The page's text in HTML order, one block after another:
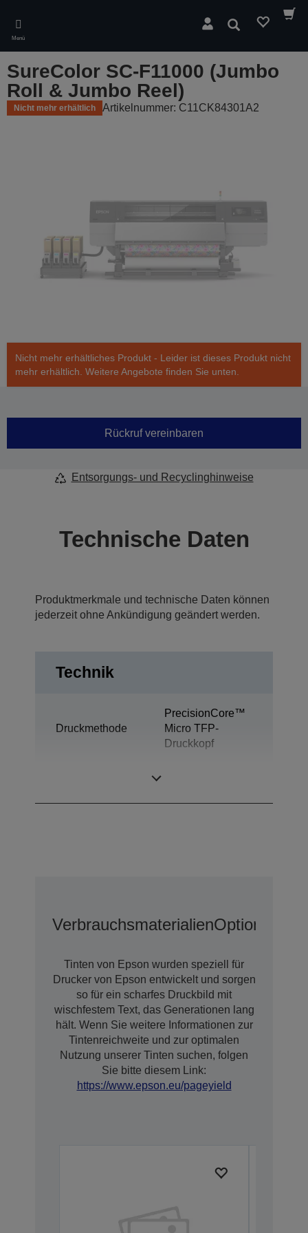
main
content
Menü
Suchen
SureColor SC-F11000 (Jumbo
Roll & Jumbo Reel)
Nicht mehr erhältlich Artikelnummer: C11CK84301A2
Nicht mehr erhältliches Produkt - Leider ist dieses Produkt nicht
mehr erhältlich. Weitere Angebote finden Sie unten.
Rückruf vereinbaren
Entsorgungs- und Recyclinghinweise
Technische Daten
Produktmerkmale und technische Daten können
jederzeit ohne Ankündigung geändert werden.
Technik
Druckmethode
PrecisionCore™
Micro TFP-
Druckkopf
VerbrauchsmaterialienOptionen
Tinten von Epson wurden speziell für
Drucker von Epson entwickelt und sorgen
so für ein scharfes Druckbild mit
wischfestem Text, das Generationen lang
hält. Wenn Sie weitere Informationen zur
Tintenreichweite und zur optimalen
Nutzung unserer Tinten suchen, folgen
Sie bitte diesem Link:
https://www.epson.eu/pageyield